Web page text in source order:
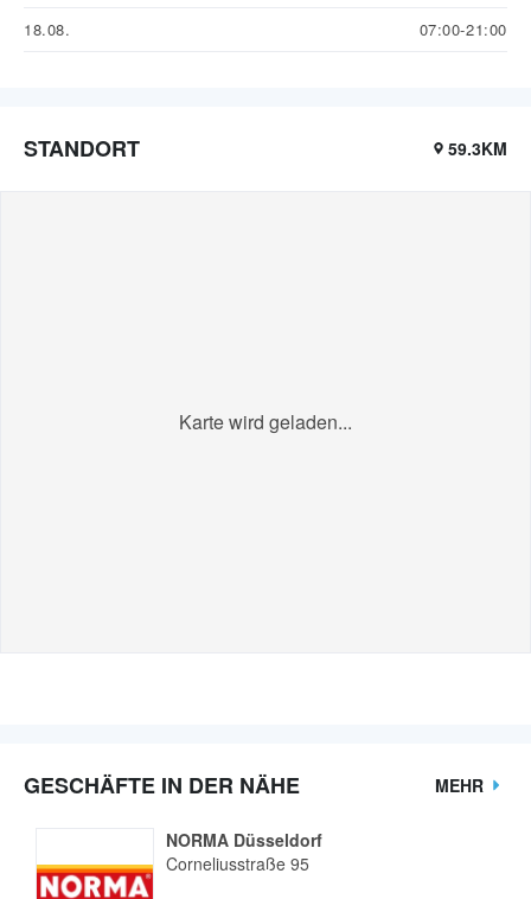
18.08.
07:00-21:00
STANDORT 59.3KM
Karte wird geladen...
GESCHÄFTE IN DER NÄHE MEHR
NORMA Düsseldorf
Corneliusstraße 95